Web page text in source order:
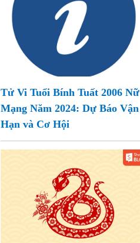
Tử Vi Tuổi Bính Tuất 2006 Nữ
Mạng Năm 2024: Dự Báo Vận
Hạn và Cơ Hội